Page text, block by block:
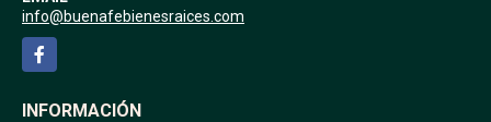
info@buenafebienesraices.com
Facebook
INFORMACIÓN